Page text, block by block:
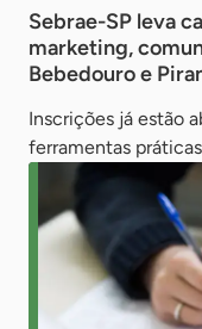
Sebrae-SP leva
marketing,
Bebedouro e
Inscrições já estão
ferramentas